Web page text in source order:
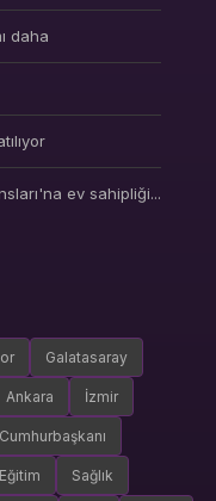
daha
ev sahipliği...
Galatasaray
Ankara İzmir
Cumhurbaşkanı
Eğitim Sağlık